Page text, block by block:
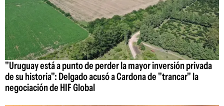
"Uruguay está a punto de perder la mayor inversión privada
de su historia": Delgado acusó a Cardona de "trancar" la
negociación de HIF Global